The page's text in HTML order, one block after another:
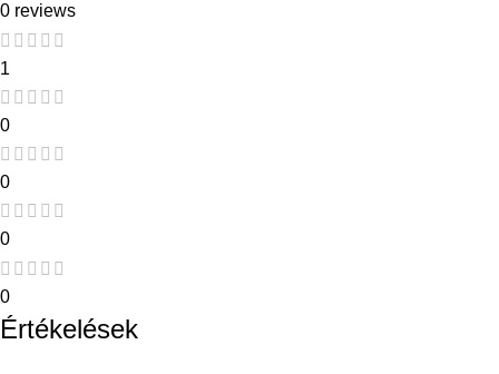
0 reviews
1
0
0
0
0
Értékelések